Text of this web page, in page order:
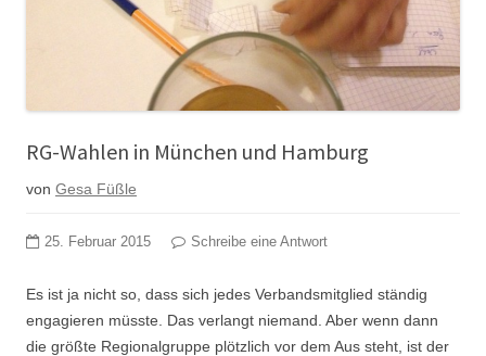
RG-Wahlen in München und Hamburg
von Gesa Füßle
25. Februar 2015 Schreibe eine Antwort
Es ist ja nicht so, dass sich jedes Verbandsmitglied ständig
engagieren müsste. Das verlangt niemand. Aber wenn dann
die größte Regionalgruppe plötzlich vor dem Aus steht, ist der